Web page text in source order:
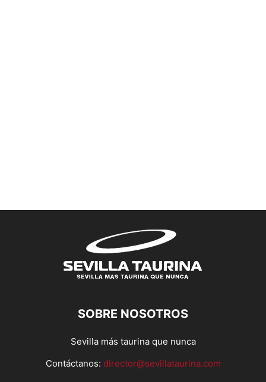
SOBRE NOSOTROS
Sevilla más taurina que nunca
Contáctanos: director@sevillataurina.com